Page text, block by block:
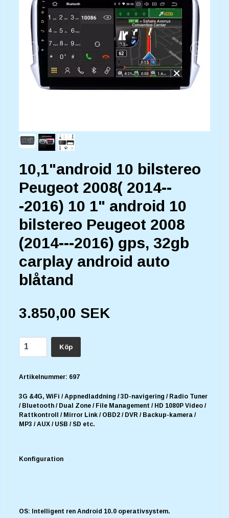
10,1"android 10 bilstereo
Peugeot 2008( 2014--
-2016) 10 1" android 10
bilstereo Peugeot 2008
(2014---2016) gps, 32gb
carplay android auto
blåtand
3.850,00 SEK
Köp
Artikelnummer: 697
3G &4G, WiFi / Appnedladdning / 3D-navigering / Radio Tuner
/ Bluetooth / Dual Zone / File Management / HD 1080P Video /
Rattkontroll / Mirror Link / OBD2 / DVR / Backup-kamera /
MP3 / AUX / USB / SD etc.
Konfiguration
OS: Intelligent ren Android 10.0 operativsystem.